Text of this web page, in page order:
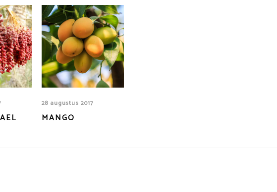
28 augustus 2017
MANGO